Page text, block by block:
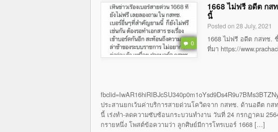
0
1668 ไม่ฟรี อดีต กส
นี้
Posted on 28 July, 2021
1668 ไม่ฟรี อดีต กสทช
ที่มา https://
ประสานยกเว้นค่าบริการสายด่วนโควิดจาก กสทช. ด้านอดีต ก
นี้ เร่งทำ-ลดความซับซ้อนกระบวนทำงาน วันที่ 24 กรกฏาคม
กรายหนึ่ง โพสต์ข้อความว่า ลูกศิษย์มีการโทรเบอร์ 1668 […]